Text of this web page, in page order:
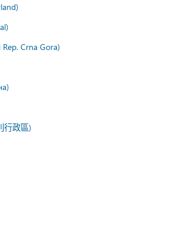
Rep. Crna Gora)
行政區)